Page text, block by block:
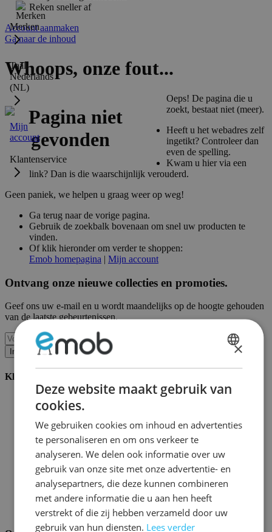
Merken
Taal:
Nederlands
(NL)
Mijn
account
Klantenservice
Reken sneller af
Account aanmaken
Ga naar de inhoud
Whoops, onze fout...
Oeps! De pagina die u
zoekt, bestaat niet (meer).
Heeft u het webadres zelf
ingetikt? Controleer dan
even de spelling.
Kwam u hier via een
link? Dan is die waarschijnlijk verouderd.
Geen paniek, we helpen u graag weer op weg!
Ga terug naar de vorige pagina.
Gebruik de zoekbalk bovenaan om snel uw producten te
vinden.
Of klik hieronder om verder te shoppen:
Emob homepagina | Mijn account
Ontvang onze nieuwe collecties en promoties.
Geef ons uw e-mail en u wordt maandelijks op de hoogte gehouden
van de laatste gebeurtenissen.
Inschrijven
Klantenservice
Bestellen bij Emob
Betaalmogelijkheden
Verzending en levering
Service en garantie
Annuleren of retourneren
Klachten
Montagetips
Onderhoudsadvies
Wachtwoord vergeten?
FAQ
Palletopslag & Fulfilment
×
Deze website maakt gebruik van
cookies.
We gebruiken cookies om inhoud en advertenties
te personaliseren en om ons verkeer te
analyseren. We delen ook informatie over uw
gebruik van onze site met onze advertentie- en
analysepartners, die deze kunnen combineren
met andere informatie die u aan hen heeft
verstrekt of die zij hebben verzameld door uw
gebruik van hun diensten. Lees verder